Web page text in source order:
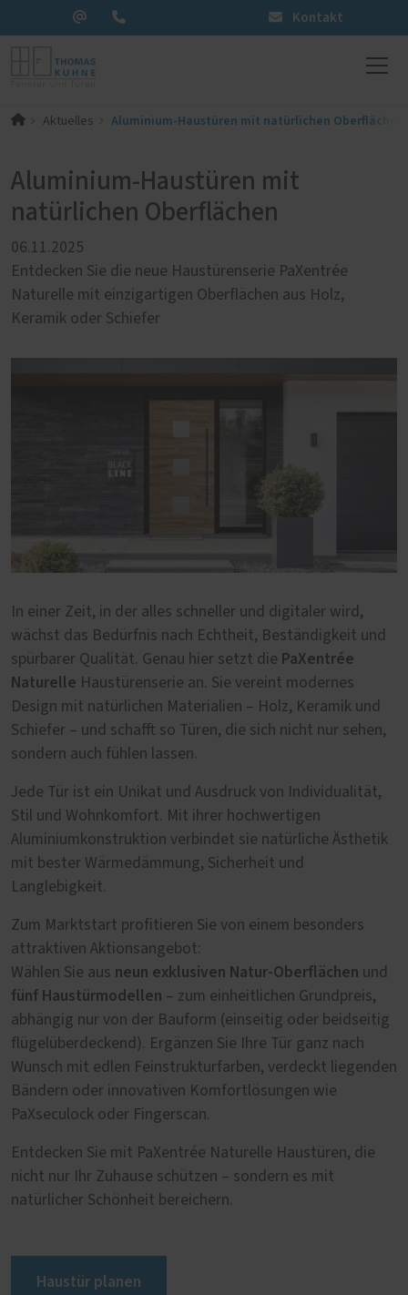
Kontakt
Aktuelles Aluminium-Haustüren mit natürlichen Oberflächen
Aluminium-Haustüren mit
natürlichen Oberflächen
06.11.2025
Entdecken Sie die neue Haustürenserie PaXentrée
Naturelle mit einzigartigen Oberflächen aus Holz,
Keramik oder Schiefer
In einer Zeit, in der alles schneller und digitaler wird,
wächst das Bedürfnis nach Echtheit, Beständigkeit und
spürbarer Qualität. Genau hier setzt die PaXentrée
Naturelle Haustürenserie an. Sie vereint modernes
Design mit natürlichen Materialien – Holz, Keramik und
Schiefer – und schafft so Türen, die sich nicht nur sehen,
sondern auch fühlen lassen.
Jede Tür ist ein Unikat und Ausdruck von Individualität,
Stil und Wohnkomfort. Mit ihrer hochwertigen
Aluminiumkonstruktion verbindet sie natürliche Ästhetik
mit bester Wärmedämmung, Sicherheit und
Langlebigkeit.
Zum Marktstart profitieren Sie von einem besonders
attraktiven Aktionsangebot:
Wählen Sie aus neun exklusiven Natur-Oberflächen und
fünf Haustürmodellen – zum einheitlichen Grundpreis,
abhängig nur von der Bauform (einseitig oder beidseitig
flügelüberdeckend). Ergänzen Sie Ihre Tür ganz nach
Wunsch mit edlen Feinstrukturfarben, verdeckt liegenden
Bändern oder innovativen Komfortlösungen wie
PaXseculock oder Fingerscan.
Entdecken Sie mit PaXentrée Naturelle Haustüren, die
nicht nur Ihr Zuhause schützen – sondern es mit
natürlicher Schönheit bereichern.
Haustür planen